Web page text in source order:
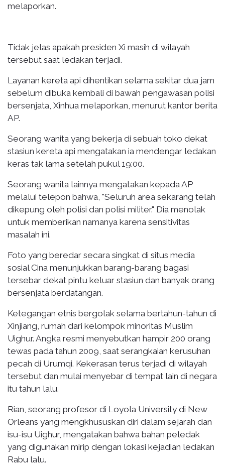
melaporkan.
Tidak jelas apakah presiden Xi masih di wilayah
tersebut saat ledakan terjadi.
Layanan kereta api dihentikan selama sekitar dua jam
sebelum dibuka kembali di bawah pengawasan polisi
bersenjata, Xinhua melaporkan, menurut kantor berita
AP.
Seorang wanita yang bekerja di sebuah toko dekat
stasiun kereta api mengatakan ia mendengar ledakan
keras tak lama setelah pukul 19:00.
Seorang wanita lainnya mengatakan kepada AP
melalui telepon bahwa, "Seluruh area sekarang telah
dikepung oleh polisi dan polisi militer." Dia menolak
untuk memberikan namanya karena sensitivitas
masalah ini.
Foto yang beredar secara singkat di situs media
sosial Cina menunjukkan barang-barang bagasi
tersebar dekat pintu keluar stasiun dan banyak orang
bersenjata berdatangan.
Ketegangan etnis bergolak selama bertahun-tahun di
Xinjiang, rumah dari kelompok minoritas Muslim
Uighur. Angka resmi menyebutkan hampir 200 orang
tewas pada tahun 2009, saat serangkaian kerusuhan
pecah di Urumqi. Kekerasan terus terjadi di wilayah
tersebut dan mulai menyebar di tempat lain di negara
itu tahun lalu.
Rian, seorang profesor di Loyola University di New
Orleans yang mengkhususkan diri dalam sejarah dan
isu-isu Uighur, mengatakan bahwa bahan peledak
yang digunakan mirip dengan lokasi kejadian ledakan
Rabu lalu.